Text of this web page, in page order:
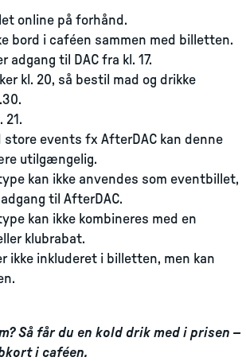
online på forhånd.
bord i caféen sammen med billetten.
adgang til DAC fra kl. 17.
kl. 20, så bestil mad og drikke
21.
store events fx AfterDAC kan denne
utilgængelig.
kan ikke anvendes som eventbillet,
til AfterDAC.
kan ikke kombineres med en
klubrabat.
ikke inkluderet i billetten, men kan
Så får du en kold drik med i prisen –
i caféen.